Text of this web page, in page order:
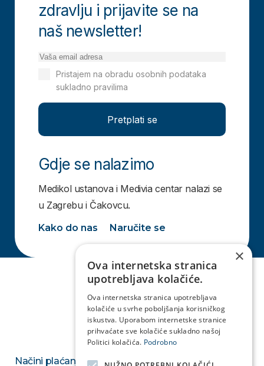
zdravlju i prijavite se na
naš newsletter!
Pretplati se
Pristajem na obradu osobnih podataka
sukladno pravilima
Gdje se nalazimo
Medikol ustanova i Medivia centar nalazi se
u Zagrebu i Čakovcu.
Kako do nas Naručite se
Načini plaćanja
×
Ova internetska stranica
upotrebljava kolačiće.
Ova internetska stranica upotrebljava
kolačiće u svrhe poboljšanja korisničkog
iskustva. Uporabom internetske stranice
prihvaćate sve kolačiće sukladno našoj
Politici kolačića. Podrobno